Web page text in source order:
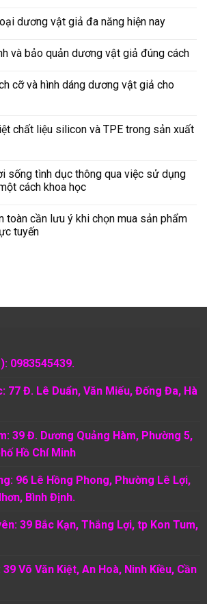
dương vật giả đa năng hiện nay
và bảo quản dương vật giả đúng cách
cỡ và hình dáng dương vật giả cho
chất liệu silicon và TPE trong sản xuất
sống tình dục thông qua việc sử dụng
cách khoa học
toàn cần lưu ý khi chọn mua sản phẩm
tuyến
0983545439.
77 Đ. Lê Duẩn, Văn Miếu, Đống Đa, Hà
39 Đ. Dương Quảng Hàm, Phường 5,
Hồ Chí Minh
96 Lê Hồng Phong, Phường Lê Lợi,
Bình Định.
39 Bắc Kạn, Thắng Lợi, tp Kon Tum,
Võ Văn Kiệt, An Hoà, Ninh Kiều, Cần